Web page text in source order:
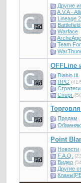
Другие
A.V.A -
Lineage 2
Warface
ArcheAge
Team
OFFLine
Diablo III
RPG (41/
Спорт
Продам
Point
Новости
F.A.Q.
Видео
Другие